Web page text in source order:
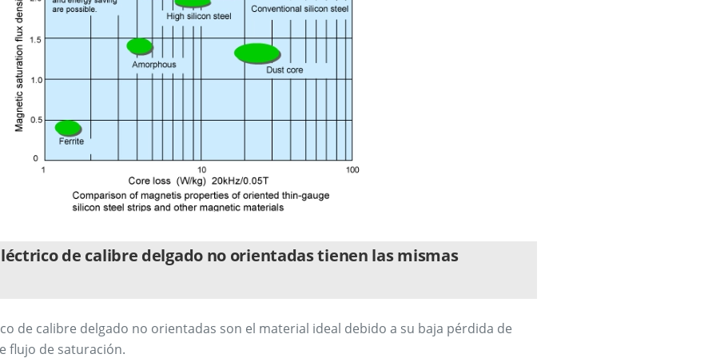
de calibre delgado no orientadas tienen las mismas
de calibre delgado no orientadas son el material ideal debido a su baja pérdida de
flujo de saturación.